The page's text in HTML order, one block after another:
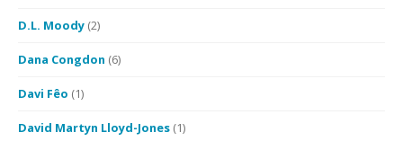
D.L. Moody (2)
Dana Congdon (6)
Davi Fêo (1)
David Martyn Lloyd-Jones (1)